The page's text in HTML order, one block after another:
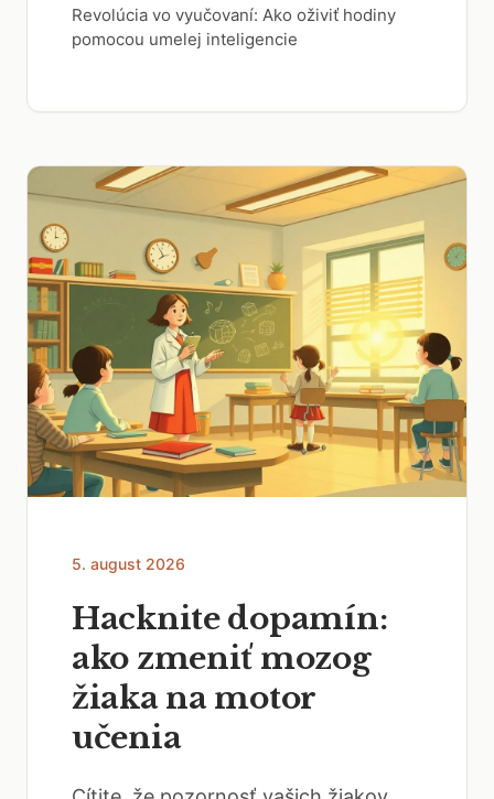
Revolúcia vo vyučovaní: Ako oživiť hodiny
pomocou umelej inteligencie
5. august 2026
Hacknite dopamín:
ako zmeniť mozog
žiaka na motor
učenia